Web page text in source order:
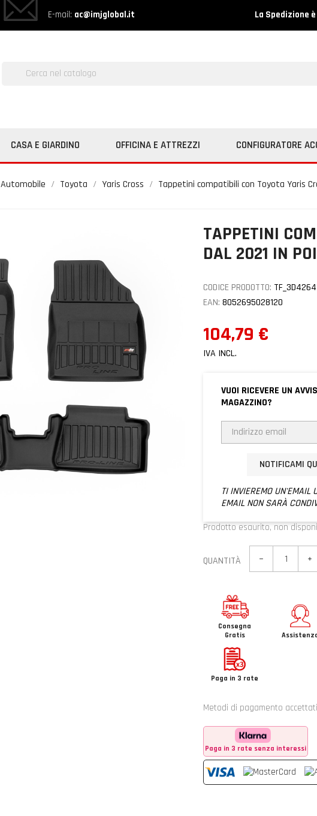
E-mail: ac@imjglobal.it La Spedizione
CASA E GIARDINO OFFICINA E ATTREZZI CONFIGURATORE
Automobile Toyota Yaris Cross Tappetini compatibili con Toyota Yaris
TAPPETINI
DAL 2021 IN
CODICE PRODOTTO:
EAN: 8052695028120
104,79 €
IVA INCL.
VUOI RICEVERE UN
MAGAZZINO?
NOTIFICAMI
TI INVIEREMO UN'EMAIL
EMAIL NON SARÀ
Prodotto esaurito, non
QUANTITÀ
Consegna
Gratis
Paga in 3 rate
Metodi di pagamento
Paga in 3 rate senza interessi